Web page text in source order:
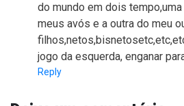
do mundo em dois
meus avós e a outra do meu
jogo da esquerda, enganar
Reply